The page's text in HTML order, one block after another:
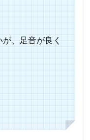
、足音が良く